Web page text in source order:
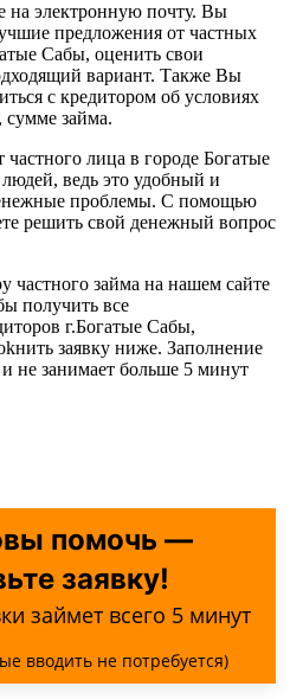
на электронную почту. Вы
предложения от частных
Сабы, оценить свои
вариант. Также Вы
с кредитором об условиях
сумме займа.
лица в городе Богатые
ведь это удобный и
проблемы. С помощью
решить свой денежный вопрос
частного займа на нашем сайте
получить все
г.Богатые Сабы,
заявку ниже. Заполнение
не занимает больше 5 минут